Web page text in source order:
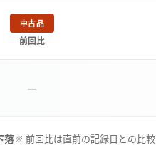
中古品
前回比
－
落※ 前回比は直前の記録日との比